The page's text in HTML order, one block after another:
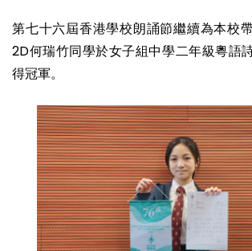
第七十六屆香港學校朗誦節繼續為本校
2D何瑞竹同學於女子組中學二年級粵語
得冠軍。